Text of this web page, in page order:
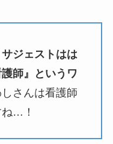
サジェストはは
師』というワ
さんは看護師
…！